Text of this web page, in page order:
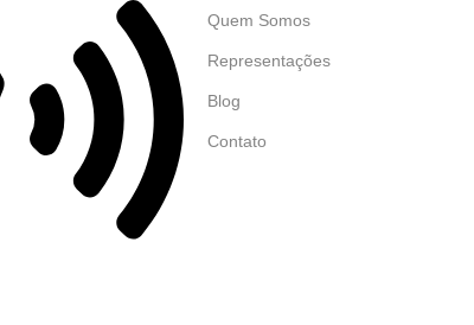
Quem Somos
Representações
Blog
Contato